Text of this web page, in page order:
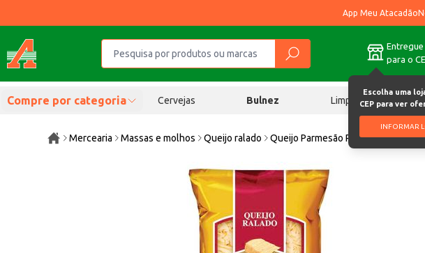
App Meu Atacadão
para o
Escolha uma
CEP para ver
INFORMAR
Compre por categoria Cervejas Bulnez Limpeza
Mercearia Massas e molhos Queijo ralado Queijo Parmesão Ralado